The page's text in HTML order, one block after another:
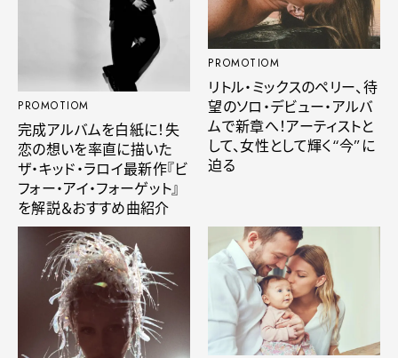
PROMOTIOM
完成アルバムを白紙に！失
恋の想いを率直に描いた
ザ・キッド・ラロイ最新作『ビ
フォー・アイ・フォーゲット』
を解説＆おすすめ曲紹介
PROMOTIOM
リトル・ミックスのペリー、待
望のソロ・デビュー・アルバ
ムで新章へ！アーティストと
して、女性として輝く“今”に
迫る